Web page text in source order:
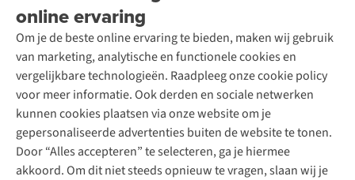
online ervaring
Om je de beste online ervaring te bieden, maken wij gebruik
van marketing, analytische en functionele cookies en
vergelijkbare technologieën. Raadpleeg onze cookie policy
voor meer informatie. Ook derden en sociale netwerken
kunnen cookies plaatsen via onze website om je
gepersonaliseerde advertenties buiten de website te tonen.
Door “Alles accepteren” te selecteren, ga je hiermee
akkoord. Om dit niet steeds opnieuw te vragen, slaan wij je
Contact
Toegankelijkheidsverklaring
Wasservice
Schoenonderhoud
Schoenherstelling
Kledingherstelling
Retouches
Voor bedrijven
Podcast
Explore Academy
Explore Camp
Gear Check
Inspiratie & advies
Meld je aan voor de nieuwsbrief
Follow us